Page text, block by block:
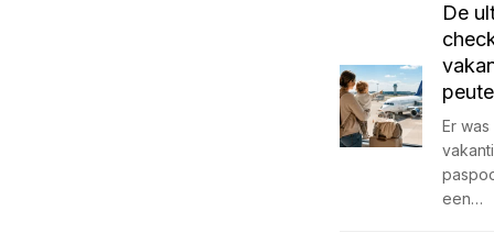
De
Er
een…